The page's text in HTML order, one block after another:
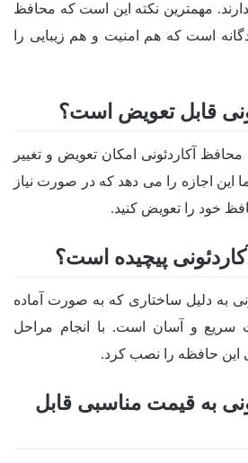
مهمترین نکته این است که محافظ
است که هم امنیت و هم زیبایی را
قابل تعویض است؟
آکاردئونی امکان تعویض و تغییر
این اجازه را می دهد که در صورت نیاز
خود را تعویض کنید.
پیچیده است؟
به دلیل ساختاری که به صورت آماده
سریع و آسان است. با انجام مراحل
این حافظه را نصب کرد.
به قیمت مناسبی قابل